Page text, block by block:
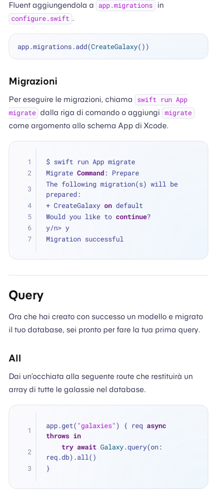
Fluent aggiungendola a
app.migrations in
configure.swift .
app.migrations.add(CreateGalaxy
Migrazioni
Per eseguire le migrazioni, chiama
swift run App
migrate dalla riga di comando o aggiungi migrate
come argomento allo schema App di Xcode.
$ swift run App migrate
Migrate Command: Prepare
The following migration(s) will be
prepared:
+ CreateGalaxy on default
Would you like to continue?
y/n> y
Migration successful
Query
Ora che hai creato con successo un modello e migrato
il tuo database, sei pronto per fare la tua prima query.
All
Dai un’occhiata alla seguente route che restituirà un
array di tutte le galassie nel database.
app.get( "galaxies" ) { req async
throws in
try await Galaxy.query(on:
req.db).all()
}